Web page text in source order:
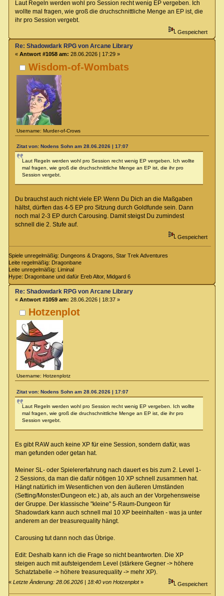
Laut Regeln werden wohl pro Session recht wenig EP vergeben. Ich
wollte mal fragen, wie groß die druchschnittliche Menge an EP ist, die
ihr pro Session vergebt.
Gespeichert
Wisdom-of-Wombats
Username: Murder-of-Crows
Re: Shadowdark RPG von Arcane Library
« Antwort #1058 am: 28.06.2026 | 17:29 »
Zitat von: Nodens Sohn am 28.06.2026 | 17:07
Laut Regeln werden wohl pro Session recht wenig EP vergeben. Ich wollte
mal fragen, wie groß die druchschnittliche Menge an EP ist, die ihr pro
Session vergebt.
Du brauchst auch nicht viele EP. Wenn Du Dich an die Maßgaben
hältst, dürften das 4-5 EP pro Sitzung durch Goldfunde sein. Dann
noch mal 2-3 EP durch Carousing. Damit steigst Du zumindest
schnell die 2. Stufe auf.
Gespeichert
Spiele unregelmäßig: Dungeons & Dragons, Star Trek Adventures
Leite regelmäßig: Dragonbane
Leite unregelmäßig: Liminal
Hype: Dragonbane und dafür Ereb Altor, Midgard 6
Hotzenplot
Username: Hotzenplotz
Re: Shadowdark RPG von Arcane Library
« Antwort #1059 am: 28.06.2026 | 18:37 »
Zitat von: Nodens Sohn am 28.06.2026 | 17:07
Laut Regeln werden wohl pro Session recht wenig EP vergeben. Ich wollte
mal fragen, wie groß die druchschnittliche Menge an EP ist, die ihr pro
Session vergebt.
Es gibt RAW auch keine XP für eine Session, sondern dafür, was
man gefunden oder getan hat.
Meiner SL- oder Spielererfahrung nach dauert es bis zum 2. Level 1-
2 Sessions, da man die dafür nötigen 10 XP schnell zusammen hat.
Hängt natürlich im Wesentlichen von den äußeren Umständen
(Setting/Monster/Dungeon etc.) ab, als auch an der Vorgehensweise
der Gruppe. Der klassische "kleine" 5-Raum-Dungeon für
Shadowdark kann auch schnell mal 10 XP beeinhalten - was ja unter
anderem an der treasurequality hängt.
Carousing tut dann noch das Übrige.
Edit: Deshalb kann ich die Frage so nicht beantworten. Die XP
steigen auch mit aufsteigendem Level (stärkere Gegner -> höhere
Schatztabelle -> höhere treasurequality -> mehr XP).
«Letzte Änderung: 28.06.2026 | 18:40 von Hotzenplot» Gespeichert